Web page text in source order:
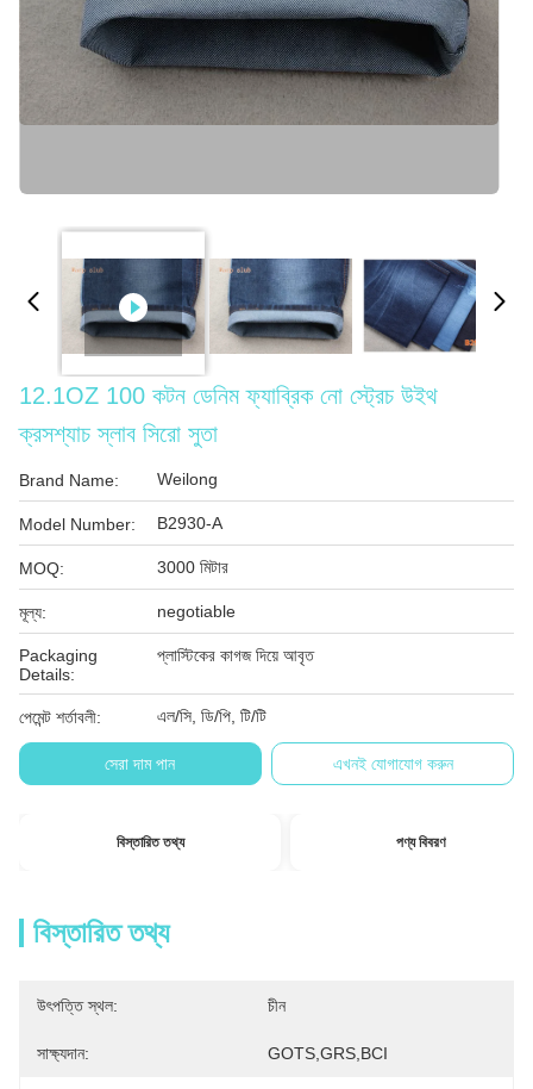
12.1OZ 100 কটন ডেনিম ফ্যাব্রিক নো স্ট্রেচ উইথ
ক্রসশ্যাচ স্লাব সিরো সুতা
Brand Name: Weilong
Model Number: B2930-A
MOQ: 3000 মিটার
মূল্য: negotiable
Packaging
Details:
প্লাস্টিকের কাগজ দিয়ে আবৃত
পেমেন্ট শর্তাবলী: এল/সি, ডি/পি, টি/টি
সেরা দাম পান এখনই যোগাযোগ করুন
বিস্তারিত তথ্য পণ্য বিবরণ
বিস্তারিত তথ্য
উৎপত্তি স্থল: চীন
সাক্ষ্যদান: GOTS,GRS,BCI